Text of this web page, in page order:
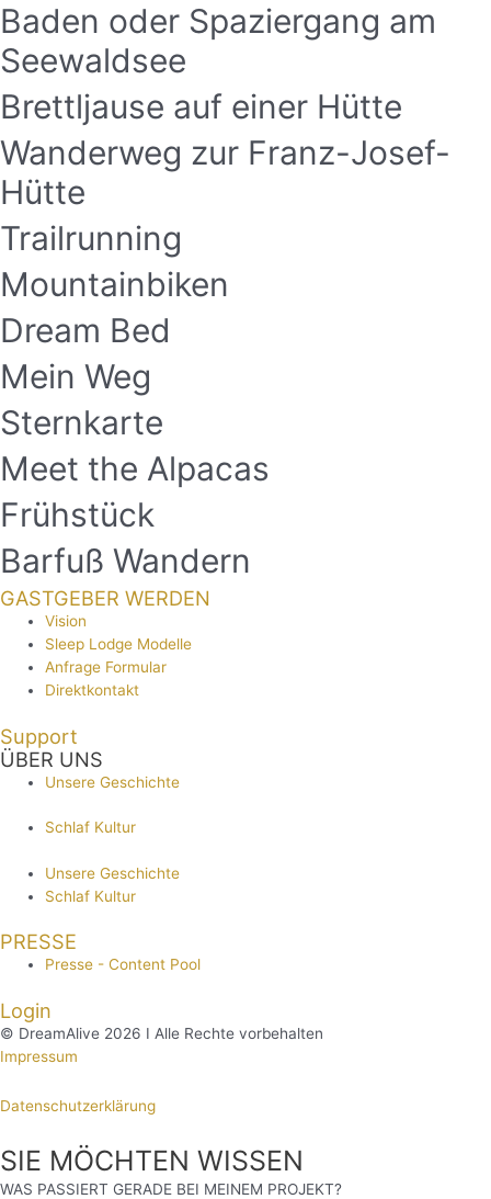
Baden oder Spaziergang am
Seewaldsee
Brettljause auf einer Hütte
Wanderweg zur Franz-Josef-
Hütte
Trailrunning
Mountainbiken
Dream Bed
Mein Weg
Sternkarte
Meet the Alpacas
Frühstück
Barfuß Wandern
GASTGEBER WERDEN
Vision
Sleep Lodge Modelle
Anfrage Formular
Direktkontakt
Support
ÜBER UNS
Unsere Geschichte
Schlaf Kultur
Unsere Geschichte
Schlaf Kultur
PRESSE
Presse - Content Pool
Login
© DreamAlive 2026 I Alle Rechte vorbehalten
Impressum
Datenschutzerklärung
SIE MÖCHTEN WISSEN
WAS PASSIERT GERADE BEI MEINEM PROJEKT?